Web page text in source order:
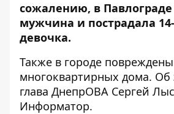
сожалению, в
мужчина и пострадала
девочка.
Также в городе
многоквартирных дома. Об
глава ДнепрОВА Сергей
Информатор.